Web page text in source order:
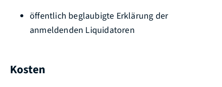
öffentlich beglaubigte Erklärung der
anmeldenden Liquidatoren
Kosten